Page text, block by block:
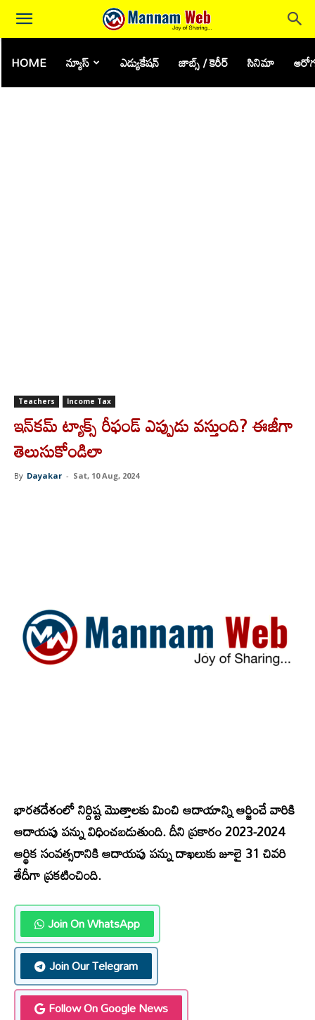
HOME న్యూస్ ఎడ్యుకేషన్ జాబ్స్ / కెరీర్ సినిమా
Teachers Income Tax
ఇన్‌కమ్ ట్యాక్స్ రీఫండ్ ఎప్పుడు వస్తుంది? ఈజీగా
తెలుసుకోండిలా
By Dayakar - Sat, 10 Aug, 2024
భారతదేశంలో నిర్దిష్ట మొత్తాలకు మించి ఆదాయాన్ని ఆర్జించే వారికి
ఆదాయపు పన్ను విధించబడుతుంది. దీని ప్రకారం 2023-2024
ఆర్థిక సంవత్సరానికి ఆదాయపు పన్ను దాఖలుకు జూలై 31 చివరి
తేదీగా ప్రకటించింది.
Join On WhatsApp
Join Our Telegram
Follow On Google News